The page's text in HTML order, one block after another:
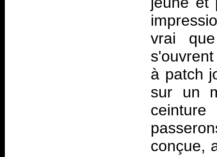
vrai
à patch
sur un
conçue,